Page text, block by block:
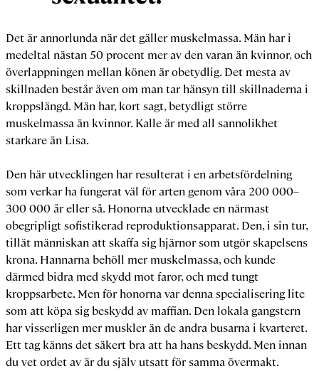
Det är annorlunda när det gäller muskelmassa. Män har i
medeltal nästan 50 procent mer av den varan än kvinnor, och
överlappningen mellan könen är obetydlig. Det mesta av
skillnaden består även om man tar hänsyn till skillnaderna i
kroppslängd. Män har, kort sagt, betydligt större
muskelmassa än kvinnor. Kalle är med all sannolikhet
starkare än Lisa.
Den här utvecklingen har resulterat i en arbetsfördelning
som verkar ha fungerat väl för arten genom våra 200 000–
300 000 år eller så. Honorna utvecklade en närmast
obegripligt sofistikerad reproduktionsapparat. Den, i sin tur,
tillät människan att skaffa sig hjärnor som utgör skapelsens
krona. Hannarna behöll mer muskelmassa, och kunde
därmed bidra med skydd mot faror, och med tungt
kroppsarbete. Men för honorna var denna specialisering lite
som att köpa sig beskydd av maffian. Den lokala gangstern
har visserligen mer muskler än de andra busarna i kvarteret.
Ett tag känns det säkert bra att ha hans beskydd. Men innan
du vet ordet av är du själv utsatt för samma övermakt.